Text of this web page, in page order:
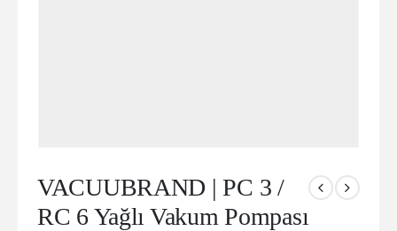
VACUUBRAND | PC 3 /
RC 6 Yağlı Vakum Pompası